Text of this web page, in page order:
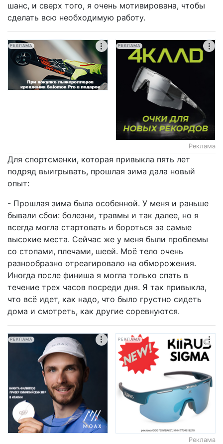
шанс, и сверх того, я очень мотивирована, чтобы
сделать всю необходимую работу.
РЕКЛАМА РЕКЛАМА
Реклама
Для спортсменки, которая привыкла пять лет
подряд выигрывать, прошлая зима дала новый
опыт:
- Прошлая зима была особенной. У меня и раньше
бывали сбои: болезни, травмы и так далее, но я
всегда могла стартовать и бороться за самые
высокие места. Сейчас же у меня были проблемы
со стопами, плечами, шеей. Моё тело очень
разнообразно отреагировало на обморожения.
Иногда после финиша я могла только спать в
течение трех часов посреди дня. Я так привыкла,
что всё идет, как надо, что было грустно сидеть
дома и смотреть, как другие соревнуются.
РЕКЛАМА РЕКЛАМА
Реклама